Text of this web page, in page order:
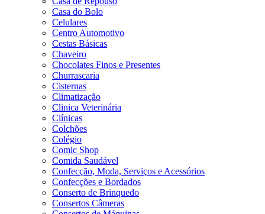
Casa do Bolo
Celulares
Centro Automotivo
Cestas Básicas
Chaveiro
Chocolates Finos e Presentes
Churrascaria
Cisternas
Climatização
Clinica Veterinária
Clínicas
Colchões
Colégio
Comic Shop
Comida Saudável
Confecção, Moda, Serviços e Acessórios
Confecções e Bordados
Conserto de Brinquedo
Consertos Câmeras